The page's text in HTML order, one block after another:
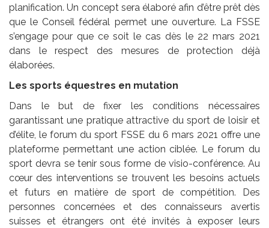
planification. Un concept sera élaboré afin d’être prêt dès
que le Conseil fédéral permet une ouverture. La FSSE
s’engage pour que ce soit le cas dès le 22 mars 2021
dans le respect des mesures de protection déjà
élaborées.
Les sports équestres en mutation
Dans le but de fixer les conditions nécessaires
garantissant une pratique attractive du sport de loisir et
d’élite, le forum du sport FSSE du 6 mars 2021 offre une
plateforme permettant une action ciblée. Le forum du
sport devra se tenir sous forme de visio-conférence. Au
cœur des interventions se trouvent les besoins actuels
et futurs en matière de sport de compétition. Des
personnes concernées et des connaisseurs avertis
suisses et étrangers ont été invités à exposer leurs